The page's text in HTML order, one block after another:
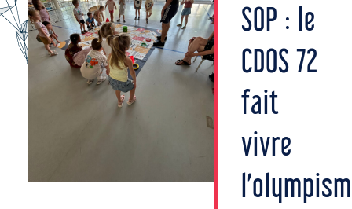
SOP : le
CDOS 72
fait
vivre